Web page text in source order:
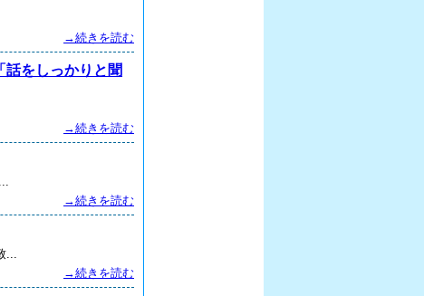
→続きを読む
をしっかりと聞
→続きを読む
→続きを読む
→続きを読む